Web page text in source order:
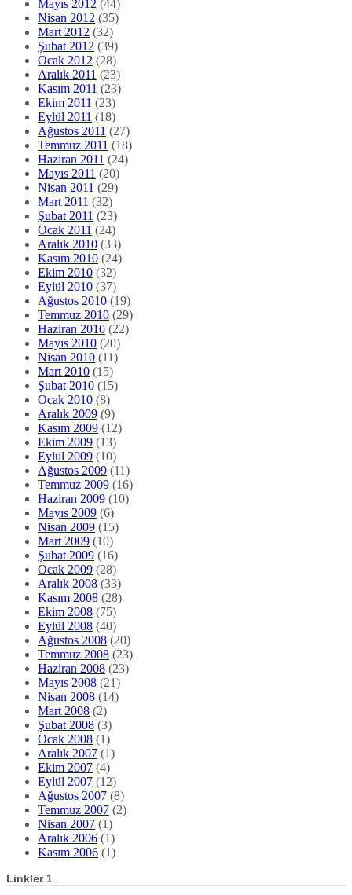
Mayıs 2012 (44)
Nisan 2012 (35)
Mart 2012 (32)
Şubat 2012 (39)
Ocak 2012 (28)
Aralık 2011 (23)
Kasım 2011 (23)
Ekim 2011 (23)
Eylül 2011 (18)
Ağustos 2011 (27)
Temmuz 2011 (18)
Haziran 2011 (24)
Mayıs 2011 (20)
Nisan 2011 (29)
Mart 2011 (32)
Şubat 2011 (23)
Ocak 2011 (24)
Aralık 2010 (33)
Kasım 2010 (24)
Ekim 2010 (32)
Eylül 2010 (37)
Ağustos 2010 (19)
Temmuz 2010 (29)
Haziran 2010 (22)
Mayıs 2010 (20)
Nisan 2010 (11)
Mart 2010 (15)
Şubat 2010 (15)
Ocak 2010 (8)
Aralık 2009 (9)
Kasım 2009 (12)
Ekim 2009 (13)
Eylül 2009 (10)
Ağustos 2009 (11)
Temmuz 2009 (16)
Haziran 2009 (10)
Mayıs 2009 (6)
Nisan 2009 (15)
Mart 2009 (10)
Şubat 2009 (16)
Ocak 2009 (28)
Aralık 2008 (33)
Kasım 2008 (28)
Ekim 2008 (75)
Eylül 2008 (40)
Ağustos 2008 (20)
Temmuz 2008 (23)
Haziran 2008 (23)
Mayıs 2008 (21)
Nisan 2008 (14)
Mart 2008 (2)
Şubat 2008 (3)
Ocak 2008 (1)
Aralık 2007 (1)
Ekim 2007 (4)
Eylül 2007 (12)
Ağustos 2007 (8)
Temmuz 2007 (2)
Nisan 2007 (1)
Aralık 2006 (1)
Kasım 2006 (1)
Linkler 1